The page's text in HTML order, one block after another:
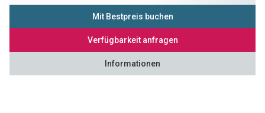
Mit Bestpreis buchen
Verfügbarkeit anfragen
Informationen